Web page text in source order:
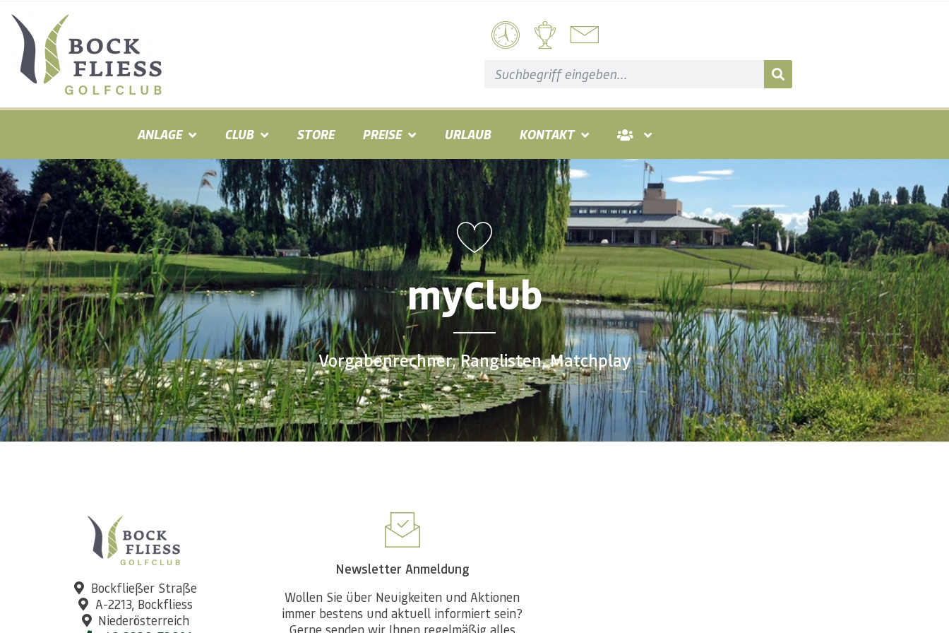
ANLAGE CLUB STORE PREISE URLAUB KONTAKT
myClub
Vorgabenrechner, Ranglisten, Matchplay
Bockfließer Straße
A-2213, Bockfliess
Niederösterreich
Newsletter Anmeldung
Wollen Sie über Neuigkeiten und Aktionen
immer bestens und aktuell informiert sein?
Gerne senden wir Ihnen regelmäßig alles